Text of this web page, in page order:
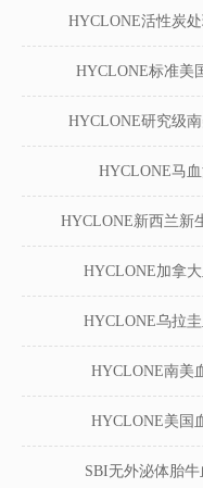
HYCLONE活性炭
HYCLONE标准美
HYCLONE研究级
HYCLONE马
HYCLONE新西兰新
HYCLONE加拿
HYCLONE乌拉
HYCLONE南美
HYCLONE美国
SBI无外泌体胎